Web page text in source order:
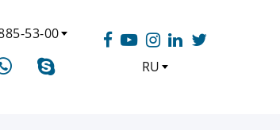
53-00
RU